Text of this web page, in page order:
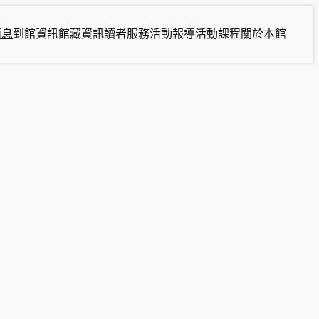
到館資訊館藏資訊讀者服務活動報導活動課程關於本館